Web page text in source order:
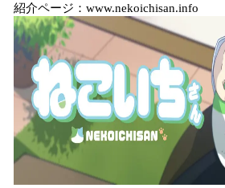
紹介ページ：www.nekoichisan.info